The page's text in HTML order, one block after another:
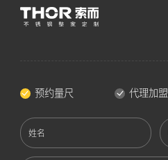
预约量尺 代理加盟
姓名